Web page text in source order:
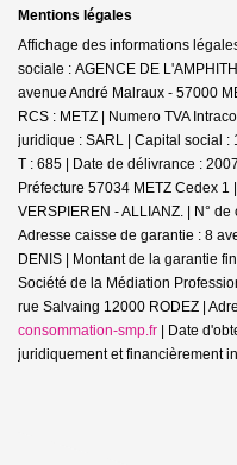
Mentions légales
Affichage des informations
sociale : AGENCE DE
avenue André Malraux - 57000
RCS : METZ | Numero TVA
juridique : SARL | Capital social :
T : 685 | Date de délivrance :
Préfecture 57034 METZ Cedex
VERSPIEREN - ALLIANZ. | N°
Adresse caisse de garantie : 8
DENIS | Montant de la garantie
Société de la Médiation
rue Salvaing 12000 RODEZ |
consommation-smp.fr | Date
juridiquement et financièrement